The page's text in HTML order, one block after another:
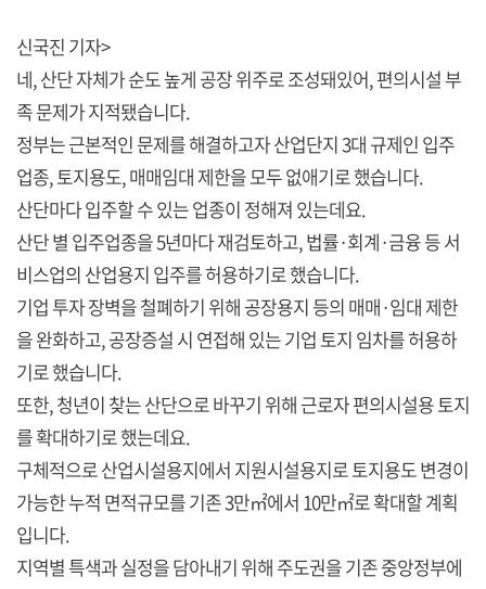
신국진 기자>
네, 산단 자체가 순도 높게 공장 위주로 조성돼있어, 편의시설 부
족 문제가 지적됐습니다.
정부는 근본적인 문제를 해결하고자 산업단지 3대 규제인 입주
업종, 토지용도, 매매임대 제한을 모두 없애기로 했습니다.
산단마다 입주할 수 있는 업종이 정해져 있는데요.
산단 별 입주업종을 5년마다 재검토하고, 법률·회계·금융 등 서
비스업의 산업용지 입주를 허용하기로 했습니다.
기업 투자 장벽을 철폐하기 위해 공장용지 등의 매매·임대 제한
을 완화하고, 공장증설 시 연접해 있는 기업 토지 임차를 허용하
기로 했습니다.
또한, 청년이 찾는 산단으로 바꾸기 위해 근로자 편의시설용 토지
를 확대하기로 했는데요.
구체적으로 산업시설용지에서 지원시설용지로 토지용도 변경이
가능한 누적 면적규모를 기존 3만㎡에서 10만㎡로 확대할 계획
입니다.
지역별 특색과 실정을 담아내기 위해 주도권을 기존 중앙정부에